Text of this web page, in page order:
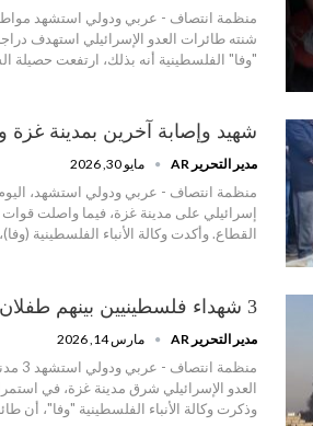
منظمة انتصاف - عربي ودولي استشهد
شنته طائرات العدو الإسرائيلي استهدف
"وفا" الفلسطينية أنه بذلك، ارتفعت حصيلة
شهيد وإصابة آخرين بمدينة
مدير التحرير AR مايو 30, 2026
منظمة انتصاف - عربي ودولي استشهد،
إسرائيلي على مدينة غزة، فيما واصلت
القطاع. وأكدت وكالة الأنباء الفلسطينية
3 شهداء فلسطينيين بينهم طفلان بنيران قوات العدو بمدينة غزة
مدير التحرير AR مارس 14, 2026
العدو الإسرائيلي شرق مدينة غزة، في
وذكرت وكالة الأنباء الفلسطينية "وفا"، أن